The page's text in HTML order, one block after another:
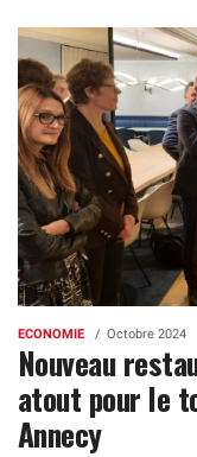
ECONOMIE Octobre 2024
Nouveau
atout pour le
Annecy